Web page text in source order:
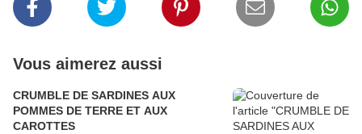
Vous aimerez aussi
CRUMBLE DE SARDINES AUX
POMMES DE TERRE ET AUX
CAROTTES